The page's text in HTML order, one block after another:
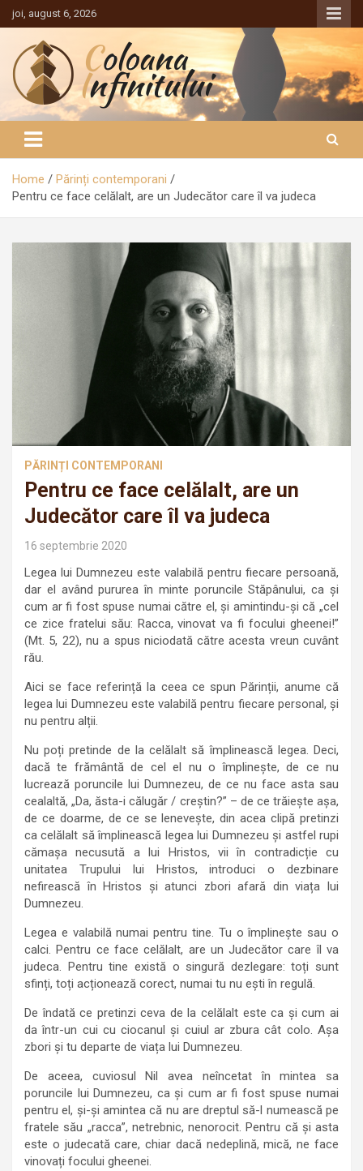
Sari
la
conținut
joi, august 6, 2026
Coloana Infinitului
Home
Părinți contemporani
Pentru ce face celălalt, are un Judecător care îl va judeca
PĂRINȚI CONTEMPORANI
Pentru ce face celălalt, are un
Judecător care îl va judeca
16 septembrie 2020
Legea lui Dumnezeu este valabilă pentru fiecare persoană,
dar el având pururea în minte poruncile Stăpânului, ca și
cum ar fi fost spuse numai către el, și amintindu-și că „cel
ce zice fratelui său: Racca, vinovat va fi focului gheenei!”
(Mt. 5, 22), nu a spus niciodată către acesta vreun cuvânt
rău.
Aici se face referință la ceea ce spun Părinții, anume că
legea lui Dumnezeu este valabilă pentru fiecare personal, și
nu pentru alții.
Nu poți pretinde de la celălalt să împlinească legea. Deci,
dacă te frământă de cel el nu o împlinește, de ce nu
lucrează poruncile lui Dumnezeu, de ce nu face asta sau
cealaltă, „Da, ăsta-i călugăr / creștin?” – de ce trăiește așa,
de ce doarme, de ce se lenevește, din acea clipă pretinzi
ca celălalt să împlinească legea lui Dumnezeu și astfel rupi
cămașa necusută a lui Hristos, vii în contradicție cu
unitatea Trupului lui Hristos, introduci o dezbinare
nefirească în Hristos și atunci zbori afară din viața lui
Dumnezeu.
Legea e valabilă numai pentru tine. Tu o împlinește sau o
calci. Pentru ce face celălalt, are un Judecător care îl va
judeca. Pentru tine există o singură dezlegare: toți sunt
sfinți, toți acționează corect, numai tu nu ești în regulă.
De îndată ce pretinzi ceva de la celălalt este ca și cum ai
da într-un cui cu ciocanul și cuiul ar zbura cât colo. Așa
zbori și tu departe de viața lui Dumnezeu.
De aceea, cuviosul Nil avea neîncetat în mintea sa
poruncile lui Dumnezeu, ca și cum ar fi fost spuse numai
pentru el, și-și amintea că nu are dreptul să-l numească pe
fratele său „racca”, netrebnic, nenorocit. Pentru că și asta
este o judecată care, chiar dacă nedeplină, mică, ne face
vinovați focului gheenei.